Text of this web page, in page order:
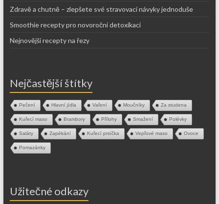
Zdravě a chutně – zlepšete své stravovací návyky jednoduše
Smoothie recepty pro novoroční detoxikaci
Nejnovější recepty na řezy
Nejčastější štítky
Pečení Hlavní jídla Vaření Moučníky Za studena
Kuřecí maso Brambory Přílohy Smažení Polévky
Saláty Zapékání Kuřecí prsíčka Vepřové maso Ovoce
Pomazánky
Užitečné odkazy